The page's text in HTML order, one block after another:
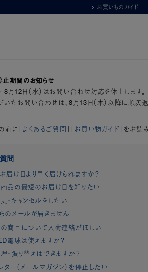
お買いものガイド
期間のお知らせ
8月12日（水）はお問い合わせ対応を休止します。
たお問い合わせは、8月13日（木）以降に順次返
に「よくあるご質問 」「お買い物ガイド 」をお読
問
届け日より早く届けられますか？
品の最短のお届け日を知りたい
・キャンセルをしたい
のメールが届きません
商品について入荷連絡がほしい
電球は使えますか？
・張り替えはできますか？
ター（メールマガジン）を停止したい